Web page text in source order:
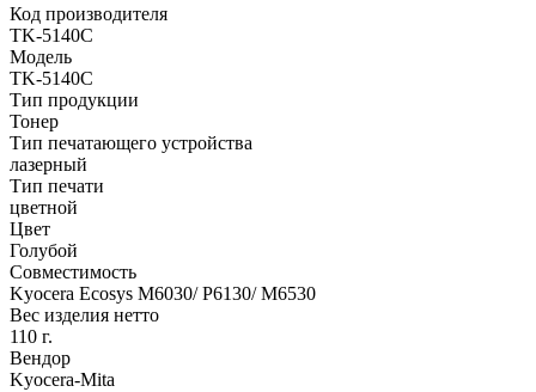
Код производителя
TK-5140C
Модель
TK-5140C
Тип продукции
Тонер
Тип печатающего устройства
лазерный
Тип печати
цветной
Цвет
Голубой
Совместимость
Kyocera ​Ecosys M6030/ P6130/ M6530
Вес изделия нетто
110 г.
Вендор
Kyocera-Mita